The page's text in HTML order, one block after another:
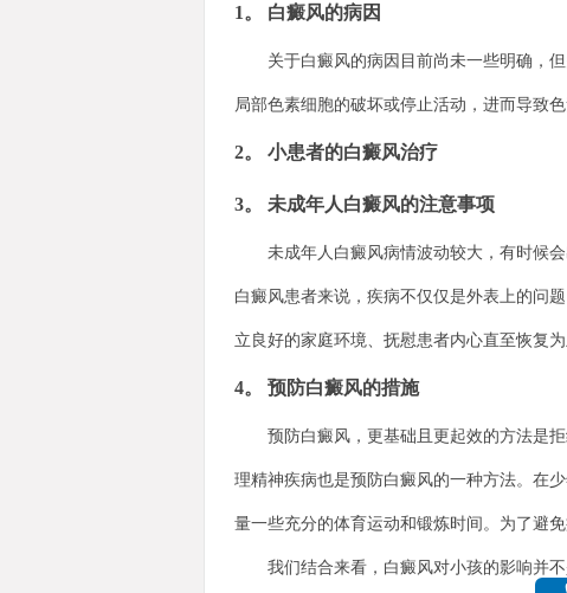
1。 白癜风的病因
关于白癜风的病因目前尚未一些明确，但
局部色素细胞的破坏或停止活动，进而导致
2。 小患者的白癜风治疗
3。 未成年人白癜风的注意事项
未成年人白癜风病情波动较大，有时候会
白癜风患者来说，疾病不仅仅是外表上的问
立良好的家庭环境、抚慰患者内心直至恢复
4。 预防白癜风的措施
预防白癜风，更基础且更起效的方法是拒
理精神疾病也是预防白癜风的一种方法。在
量一些充分的体育运动和锻炼时间。为了避
我们结合来看，白癜风对小孩的影响并不